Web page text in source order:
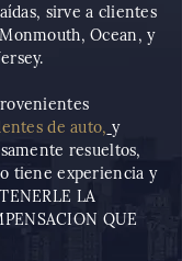
sirve a clientes
Ocean, y
de auto, y
resueltos,
tiene experiencia y
LA
QUE